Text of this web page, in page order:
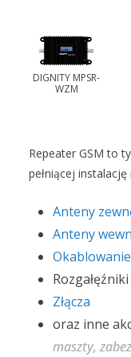
DIGNITY MPSR-
WZM
Repeater GSM to
pełniącej
Anteny
Anteny
Okablowanie
Rozgałęźniki
Złącza
oraz inne
maszty,